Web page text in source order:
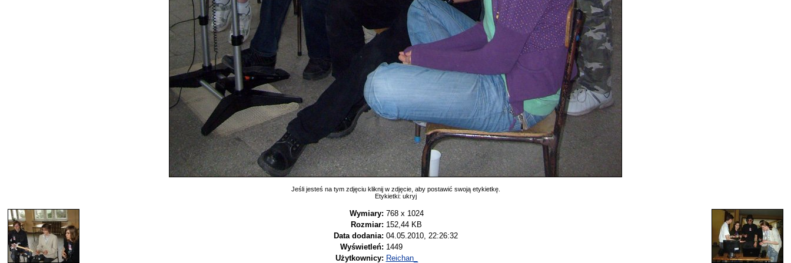
Jeśli jesteś na tym zdjęciu kliknij w zdjęcie, aby postawić swoją etykietkę.
Etykietki: ukryj
Wymiary: 768 x 1024
Rozmiar: 152,44 KB
Data dodania: 04.05.2010, 22:26:32
Wyświetleń: 1449
Użytkownicy: Reichan_